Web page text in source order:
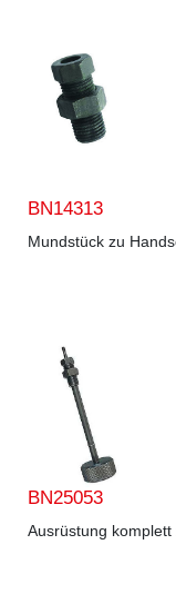
BN14313
Mundstück zu
BN25053
Ausrüstung